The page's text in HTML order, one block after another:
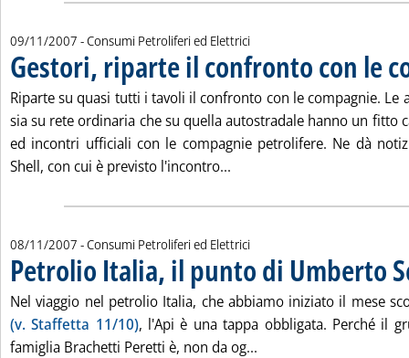
09/11/2007 - Consumi Petroliferi ed Elettrici
Gestori, riparte il confronto con le
Riparte su quasi tutti i tavoli il confronto con le compagnie. Le
sia su rete ordinaria che su quella autostradale hanno un fitto
ed incontri ufficiali con le compagnie petrolifere. Ne dà
Shell, con cui è previsto l'incontro...
08/11/2007 - Consumi Petroliferi ed Elettrici
Petrolio Italia, il punto di Umberto
Nel viaggio nel petrolio Italia, che abbiamo iniziato il mese
(v. Staffetta 11/10), l'Api è una tappa obbligata. Perché il
famiglia Brachetti Peretti è, non da og...